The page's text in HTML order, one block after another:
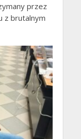
przez
z brutalnym